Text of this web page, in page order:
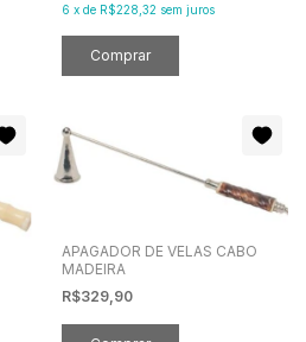
6 x de R$228,32 sem juros
APAGADOR DE VELAS CABO
MADEIRA
R$329,90